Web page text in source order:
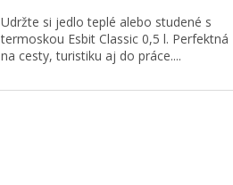
Udržte si jedlo teplé alebo studené s
termoskou Esbit Classic 0,5 l. Perfektná
na cesty, turistiku aj do práce....